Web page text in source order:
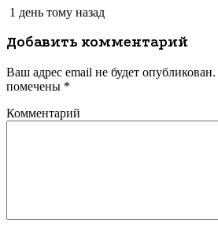
1 день тому назад
Добавить комментарий
Ваш адрес email не будет опубликован.
помечены *
Комментарий